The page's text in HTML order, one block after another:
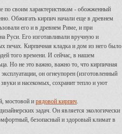
по своим характеристикам - обожженный
Обжигать кирпич начали еще в древнем
его и в древнем Риме, и при
Руси. Его изготавливали вручную и
печах. Кирпичная кладка и дом из него было
того времени. И сейчас, в нашем
Но не это важно, важно то, что кирпичная
он огнеупорен (изготовленный
и насекомых, сохранит тепло и уют
мостовой и рядовой кирпич.
задач. Он является экологически
безопасный и здоровый климат в